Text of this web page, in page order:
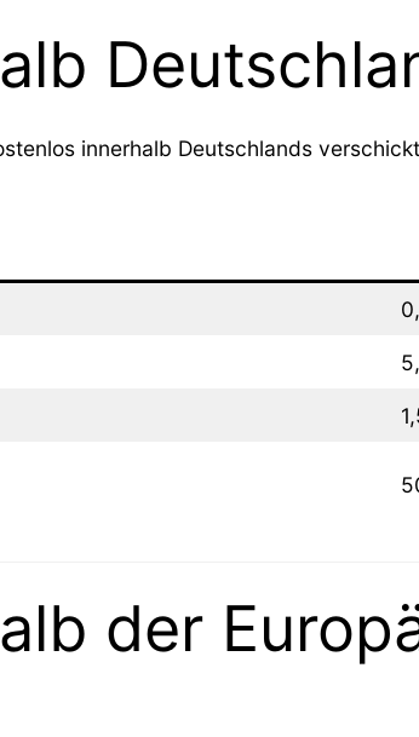
innerhalb Deutschlands
der